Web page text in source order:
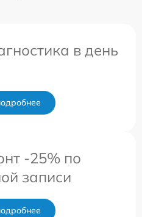
в день
-25% по
записи